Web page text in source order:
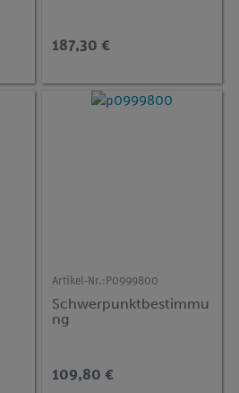
187,30 €
Artikel-Nr.: P0999800
Schwerpunktbestimmu
ng
109,80 €